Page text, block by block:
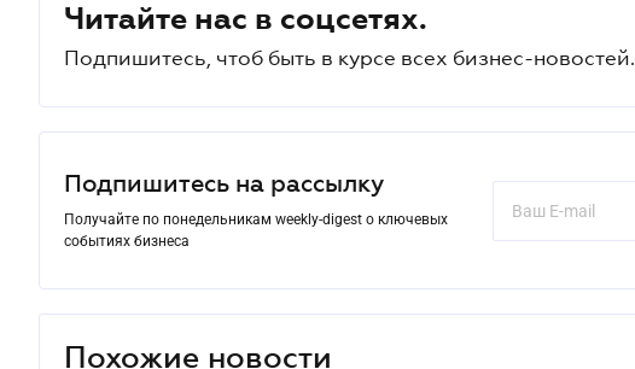
Читайте нас в соцсетях.
Подпишитесь, чтоб быть в курсе всех бизнес-новостей.
Подпишитесь на рассылку
Получайте по понедельникам weekly-digest о ключевых
событиях бизнеса
Похожие новости